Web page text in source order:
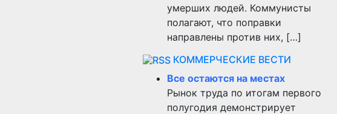
умерших людей. Коммунисты
полагают, что поправки
направлены против них, […]
КОММЕРЧЕСКИЕ ВЕСТИ
Все остаются на местах
Рынок труда по итогам первого
полугодия демонстрирует